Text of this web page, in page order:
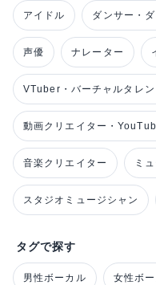
アイドル ダンサー・ダ
声優 ナレーター
VTuber・バーチャルタレン
動画クリエイター・
音楽クリエイター ミ
スタジオミュージシャン
タグで探す
男性ボーカル 女性ボ